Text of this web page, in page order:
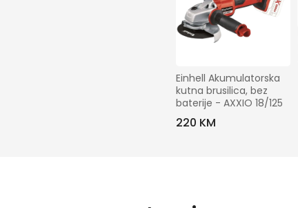
Einhell Akumulatorska
kutna brusilica, bez
baterije - AXXIO 18/125
220 KM